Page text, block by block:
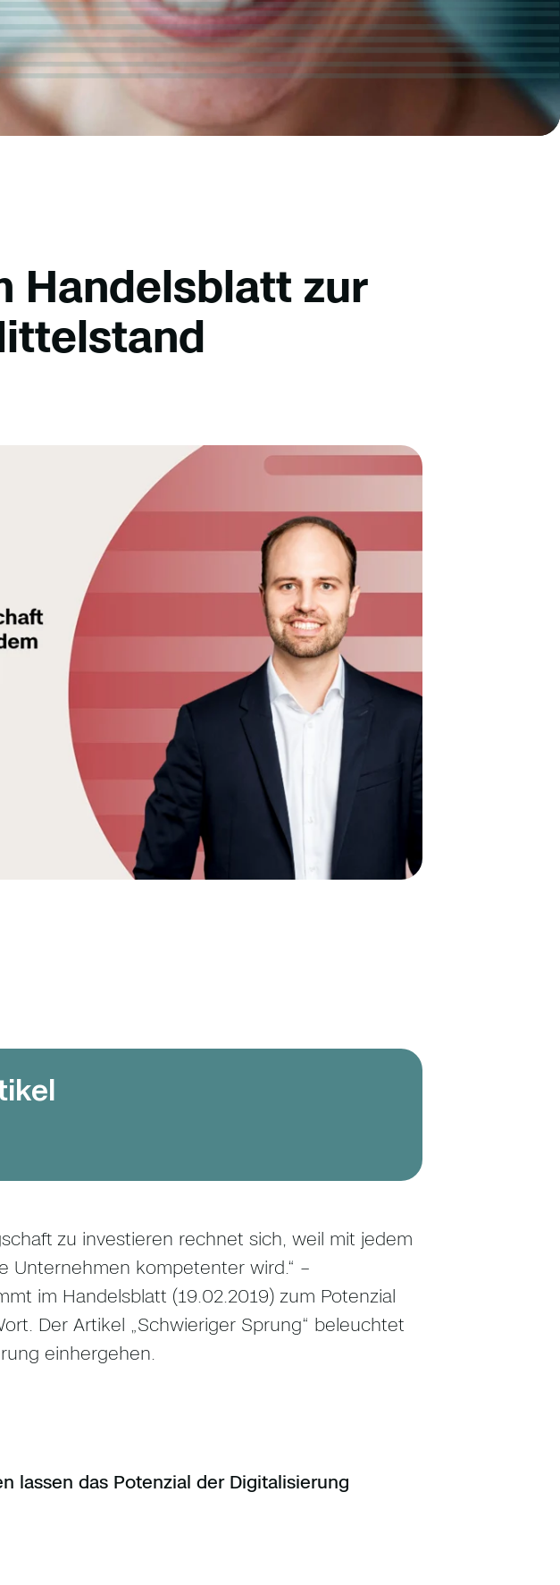
Handelsblatt zur
zu investieren rechnet sich, weil mit jedem
Unternehmen kompetenter wird.“ –
im Handelsblatt (19.02.2019) zum Potenzial
Der Artikel „Schwieriger Sprung“ beleuchtet
einhergehen.
lassen das Potenzial der Digitalisierung